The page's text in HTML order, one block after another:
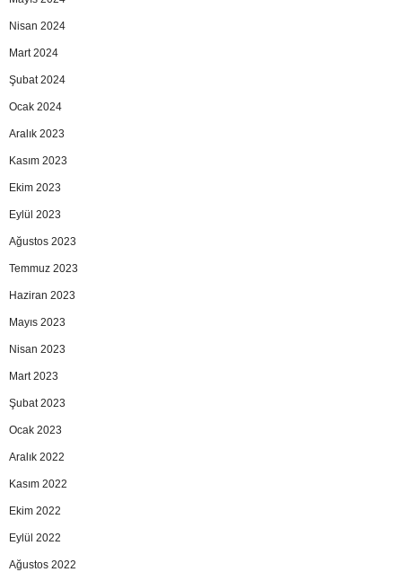
Nisan 2024
Mart 2024
Şubat 2024
Ocak 2024
Aralık 2023
Kasım 2023
Ekim 2023
Eylül 2023
Ağustos 2023
Temmuz 2023
Haziran 2023
Mayıs 2023
Nisan 2023
Mart 2023
Şubat 2023
Ocak 2023
Aralık 2022
Kasım 2022
Ekim 2022
Eylül 2022
Ağustos 2022